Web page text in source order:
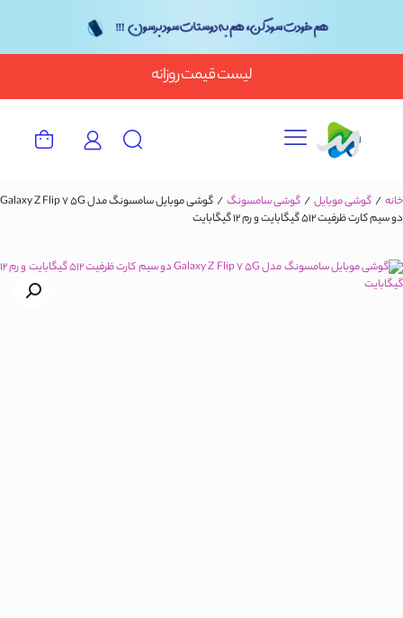
Button
لیست قیمت روزانه
خانه / گوشی موبایل / گوشی سامسونگ /
گوشی موبایل سامسونگ مدل Galaxy Z Flip 7 5G
دو سیم کارت ظرفیت 512 گیگابایت و رم 12 گیگابایت